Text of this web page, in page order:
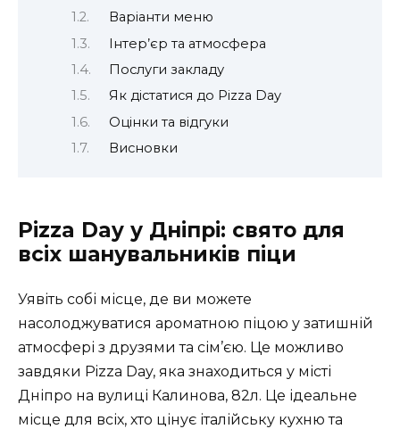
Варіанти меню
Інтер’єр та атмосфера
Послуги закладу
Як дістатися до Pizza Day
Оцінки та відгуки
Висновки
Pizza Day у Дніпрі: свято для
всіх шанувальників піци
Уявіть собі місце, де ви можете
насолоджуватися ароматною піцою у затишній
атмосфері з друзями та сім’єю. Це можливо
завдяки Pizza Day, яка знаходиться у місті
Дніпро на вулиці Калинова, 82л. Це ідеальне
місце для всіх, хто цінує італійську кухню та